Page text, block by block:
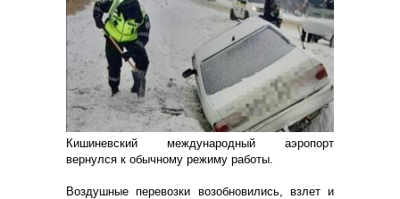
Кишиневский международный аэропорт
вернулся к обычному режиму работы.
Воздушные перевозки возобновились, взлет и